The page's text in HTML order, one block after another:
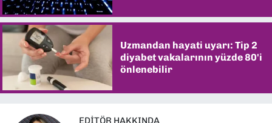
Uzmandan hayati uyarı: Tip 2
diyabet vakalarının yüzde 80'i
önlenebilir
EDITÖR HAKKINDA